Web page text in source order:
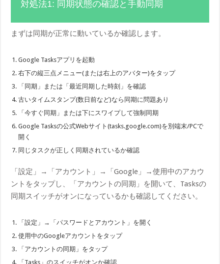
対処法1: 同期状態の確認と手動同期
まずは同期が正常に動いているか確認します。
Google Tasksアプリを起動
右下の縦三点メニュー(または右上のアバター)をタップ
「同期」または「最近同期した時刻」を確認
古いタイムスタンプ(数日前など)なら同期に問題あり
「今すぐ同期」または下にスワイプして強制同期
Google Tasksの公式Webサイト(tasks.google.com)を別端末/PCで
開く
同じタスクが正しく同期されているか確認
「設定」→「アカウント」→「Google」→使用中のアカウ
ントをタップし、「アカウントの同期」を開いて、Tasksの
同期スイッチがオンになっているかも確認してください。
「設定」→「パスワードとアカウント」を開く
使用中のGoogleアカウントをタップ
「アカウントの同期」をタップ
「Tasks」のスイッチがオンか確認